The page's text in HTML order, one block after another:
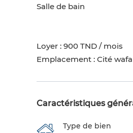
Salle de bain
Loyer : 900 TND / mois
Emplacement : Cité
Caractéristiques
Type de bien